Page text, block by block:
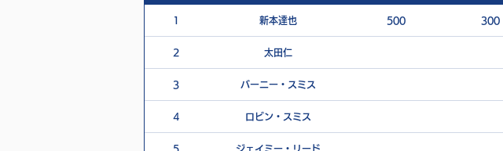
1 新本達也 500 300
2 太田仁
3 バーニー・スミス
4 ロビン・スミス
5 ジェイミー・リード